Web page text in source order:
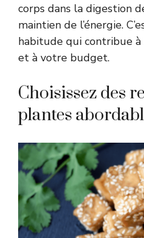
corps dans la digestion
maintien de l’énergie.
habitude qui contribue
et à votre budget.
Choisissez des
plantes